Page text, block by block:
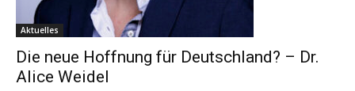
Aktuelles
Die neue Hoffnung für Deutschland? – Dr.
Alice Weidel